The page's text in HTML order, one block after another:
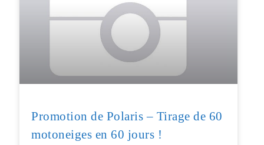
Promotion de Polaris – Tirage de 60
motoneiges en 60 jours !